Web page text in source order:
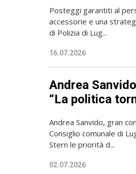
Posteggi garantiti al
accessorie e una
di Polizia di Lug...
16.07.2026
Andrea
“La politica
Andrea Sanvido, gran
Consiglio comunale di
Stern le priorità d...
02.07.2026